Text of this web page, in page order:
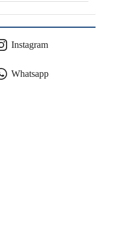
Instagram
Whatsapp